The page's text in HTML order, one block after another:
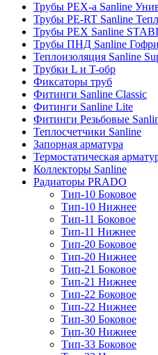
Трубы PEX-a Sanline
Трубы PE-RT Sanline
Трубы PEX Sanline
Трубы ПНД Sanline
Теплоизоляция Sanline
Трубки L и T-обр
Фиксаторы труб
Фитинги Sanline Classic
Фитинги Sanline Lite
Фитинги Резьбовые
Теплосчетчики Sanline
Запорная арматура
Термостатическая
Коллекторы Sanline
Радиаторы PRADO
Тип-10 Боковое
Тип-10 Нижнее
Тип-11 Боковое
Тип-11 Нижнее
Тип-20 Боковое
Тип-20 Нижнее
Тип-21 Боковое
Тип-21 Нижнее
Тип-22 Боковое
Тип-22 Нижнее
Тип-30 Боковое
Тип-30 Нижнее
Тип-33 Боковое